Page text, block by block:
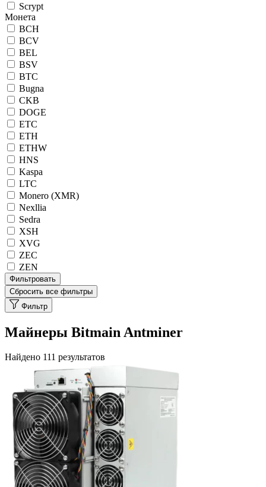
Scrypt
Монета
BCH
BCV
BEL
BSV
BTC
Bugna
CKB
DOGE
ETC
ETH
ETHW
HNS
Kaspa
LTC
Monero (XMR)
Nexllia
Sedra
XSH
XVG
ZEC
ZEN
Фильтровать
Сбросить все фильтры
Фильтр
Майнеры Bitmain Antminer
Найдено 111 результатов